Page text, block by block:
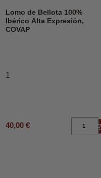
Lomo de Bellota 100%
Ibérico Alta Expresión,
COVAP
1
40,00 €